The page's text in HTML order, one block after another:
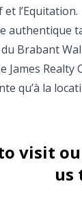
l’Equitation.
authentique
Brabant
James
qu’à la
visit
us